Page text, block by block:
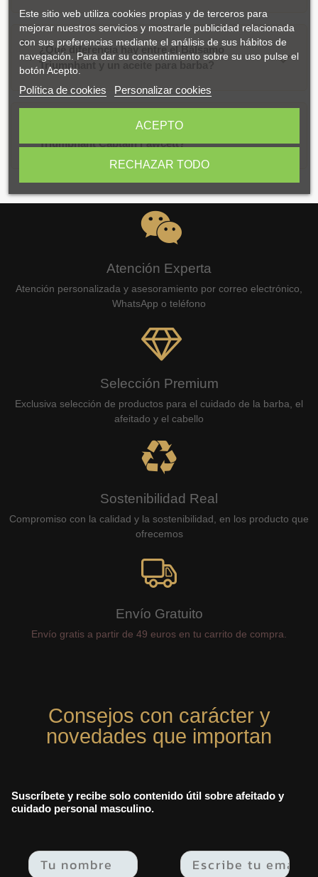
¿Qué diferencia hay entre el Bálsamo
Triumphant y un aceite para barba?
¿Cómo es el aroma del Bálsamo Barba
Triumphant Captain Fawcett?
Este sitio web utiliza cookies propias y de terceros para
mejorar nuestros servicios y mostrarle publicidad relacionada
con sus preferencias mediante el análisis de sus hábitos de
navegación. Para dar su consentimiento sobre su uso pulse el
botón Acepto.
Política de cookies Personalizar cookies
RECHAZAR TODO
ACEPTO
Atención Experta
Atención personalizada y asesoramiento por correo electrónico,
WhatsApp o teléfono
Selección Premium
Exclusiva selección de productos para el cuidado de la barba, el
afeitado y el cabello
Sostenibilidad Real
Compromiso con la calidad y la sostenibilidad, en los producto que
ofrecemos
Envío Gratuito
Envío gratis a partir de 49 euros en tu carrito de compra.
Consejos con carácter y
novedades que importan
Suscríbete y recibe solo contenido útil sobre afeitado y
cuidado personal masculino.
Email